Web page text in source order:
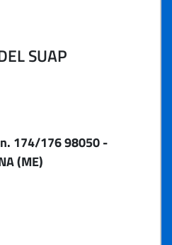
SUAP
n. 174/176 98050 -
(ME)